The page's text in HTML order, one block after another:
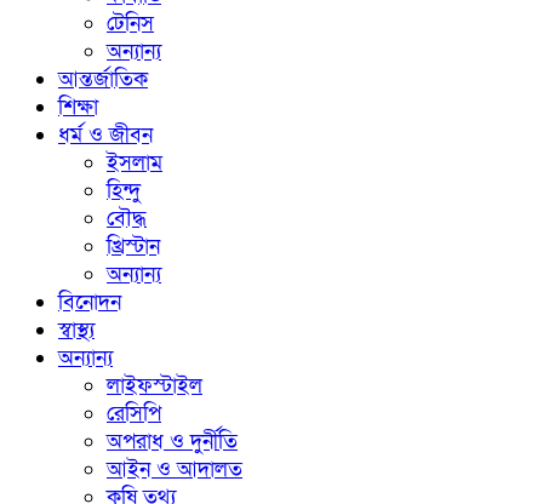
টেনিস
অন্যান্য
আন্তর্জাতিক
শিক্ষা
ধর্ম ও জীবন
ইসলাম
হিন্দু
বৌদ্ধ
খ্রিস্টান
অন্যান্য
বিনোদন
স্বাস্থ্য
অন্যান্য
লাইফস্টাইল
রেসিপি
অপরাধ ও দুর্নীতি
আইন ও আদালত
কৃষি তথ্য